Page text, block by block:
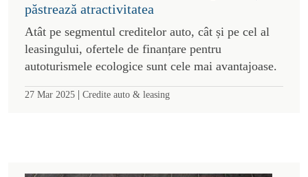
păstrează atractivitatea
Atât pe segmentul creditelor auto, cât și pe cel al
leasingului, ofertele de finanțare pentru
autoturismele ecologice sunt cele mai avantajoase.
27 Mar 2025 | Credite auto & leasing